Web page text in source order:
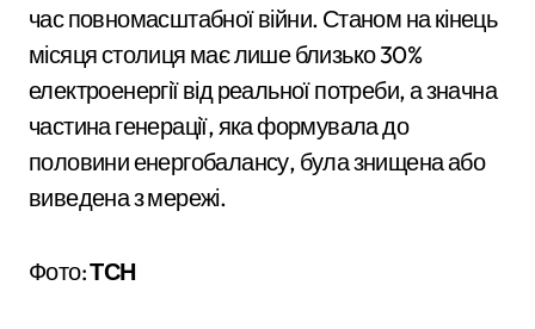
час повномасштабної війни. Станом на кінець
місяця столиця має лише близько 30%
електроенергії від реальної потреби, а значна
частина генерації, яка формувала до
половини енергобалансу, була знищена або
виведена з мережі.
Фото:ТСН